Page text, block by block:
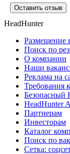
Оставить отзыв
HeadHunter
Размещение
Поиск по
О компании
Наши
Реклама на
Требования
Безопасный
HeadHunter
Партнерам
Инвесторам
Каталог
Поиск по
Сетка: